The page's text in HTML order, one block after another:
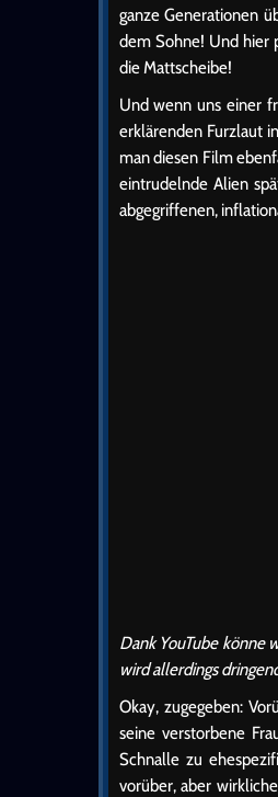
ganze Generationen
dem Sohne! Und hier
die Mattscheibe!
Und wenn uns einer
erklärenden Furzlaut
man diesen Film
eintrudelnde Alien
abgegriffenen,
Dank YouTube könne
wird allerdings
Okay, zugegeben:
seine verstorbene
Schnalle zu
vorüber, aber